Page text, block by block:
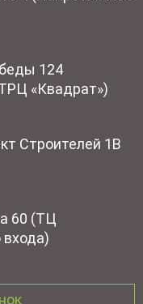
124
«Квадрат»)
Строителей 1В
60 (ТЦ
входа)